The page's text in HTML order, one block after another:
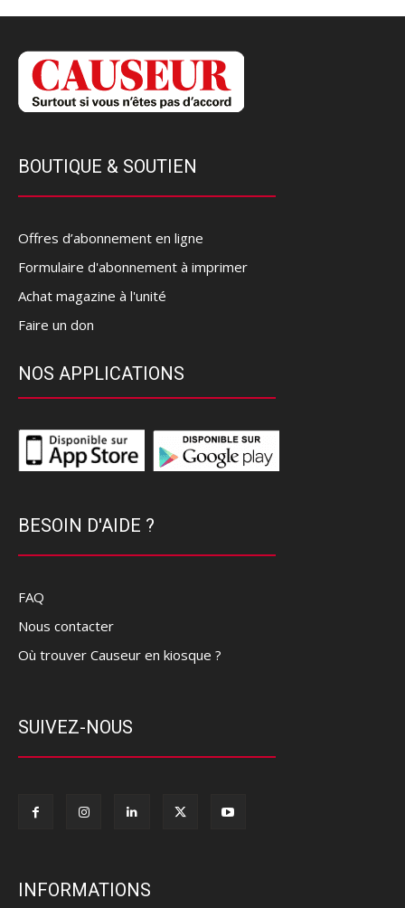
BOUTIQUE & SOUTIEN
Offres d’abonnement en ligne
Formulaire d'abonnement à imprimer
Achat magazine à l'unité
Faire un don
NOS APPLICATIONS
BESOIN D'AIDE ?
FAQ
Nous contacter
Où trouver Causeur en kiosque ?
SUIVEZ-NOUS
INFORMATIONS